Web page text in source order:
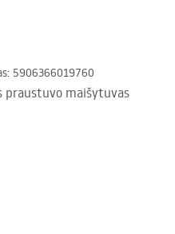
: 5906366019760
praustuvo maišytuvas